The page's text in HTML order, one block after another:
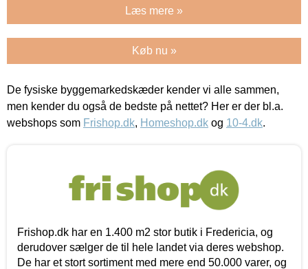
Læs mere »
Køb nu »
De fysiske byggemarkedskæder kender vi alle sammen,
men kender du også de bedste på nettet? Her er der bl.a.
webshops som Frishop.dk, Homeshop.dk og 10-4.dk.
Frishop.dk har en 1.400 m2 stor butik i Fredericia, og
derudover sælger de til hele landet via deres webshop.
De har et stort sortiment med mere end 50.000 varer, og